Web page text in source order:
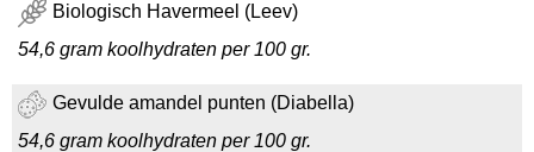
Biologisch Havermeel (Leev)
54,6 gram koolhydraten per 100 gr.
Gevulde amandel punten (Diabella)
54,6 gram koolhydraten per 100 gr.